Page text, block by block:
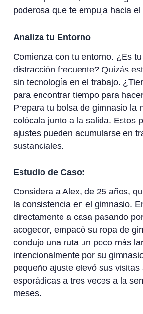
poderosa que te empuja hacia el
Analiza tu Entorno
Comienza con tu entorno. ¿Es
distracción frecuente? Quizás
sin tecnología en el trabajo.
para encontrar tiempo para
Prepara tu bolsa de gimnasio la
colócala junto a la salida. Estos
ajustes pueden acumularse en
sustanciales.
Estudio de Caso:
Considera a Alex, de 25 años,
la consistencia en el gimnasio.
directamente a casa pasando
acogedor, empacó su ropa de
condujo una ruta un poco más
intencionalmente por su
pequeño ajuste elevó sus visitas
esporádicas a tres veces a la
meses.